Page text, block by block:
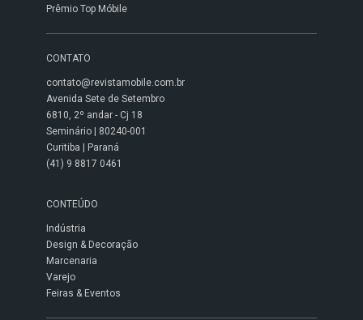
Prêmio Top Móbile
CONTATO
contato@revistamobile.com.br
Avenida Sete de Setembro
6810, 2º andar - Cj 18
Seminário | 80240-001
Curitiba | Paraná
(41) 9 8817 0461
CONTEÚDO
Indústria
Design & Decoração
Marcenaria
Varejo
Feiras & Eventos